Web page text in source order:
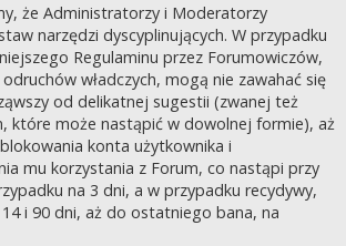
że Administratorzy i Moderatorzy
narzędzi dyscyplinujących. W przypadku
Regulaminu przez Forumowiczów,
władczych, mogą nie zawahać się
od delikatnej sugestii (zwanej też
które może nastąpić w dowolnej formie), aż
konta użytkownika i
mu korzystania z Forum, co nastąpi przy
na 3 dni, a w przypadku recydywy,
i 90 dni, aż do ostatniego bana, na